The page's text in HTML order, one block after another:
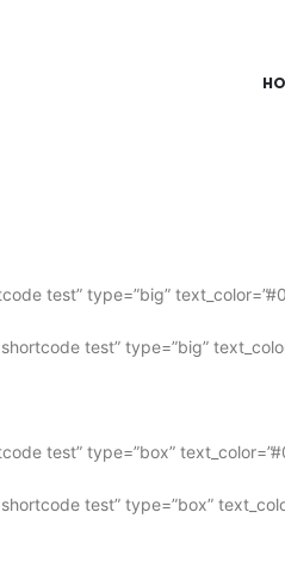
test” type=”big”
test” type=”big”
test” type=”box”
test” type=”box”